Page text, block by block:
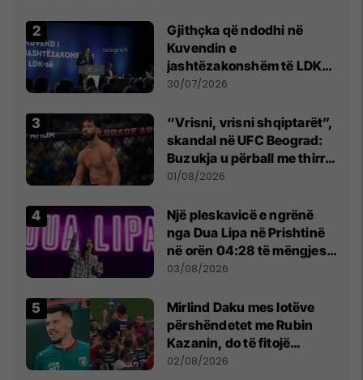
Gjithçka që ndodhi në
Kuvendin e
jashtëzakonshëm të LDK-
së
30/07/2026
“Vrisni, vrisni shqiptarët”,
skandal në UFC Beograd:
Buzukja u përball me thirrje
anti-shqiptare nga
01/08/2026
Një pleskavicë e ngrënë
nga Dua Lipa në Prishtinë
në orën 04:28 të mëngjesit
- dhe bota digjitale serbe
03/08/2026
Mirlind Daku mes lotëve
përshëndetet me Rubin
Kazanin, do të fitojë
miliona te Spartak Moska
02/08/2026